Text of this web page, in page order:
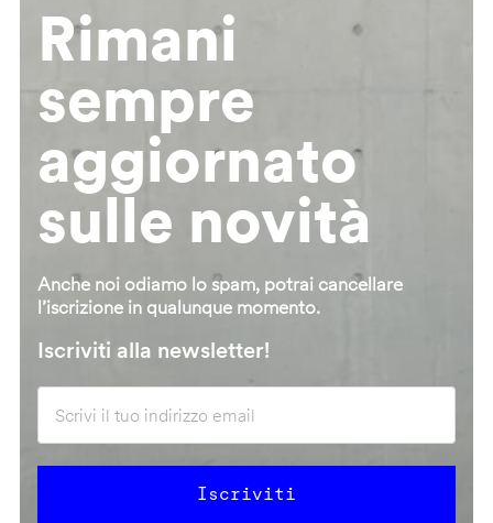
Rimani
sempre
aggiornato
sulle novità
Anche noi odiamo lo spam, potrai cancellare
l’iscrizione in qualunque momento.
Iscriviti alla newsletter!